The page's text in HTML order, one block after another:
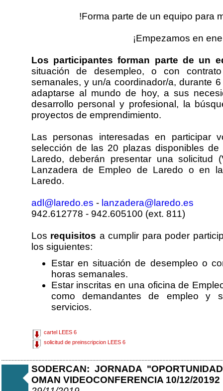
!Forma parte de un equipo para
¡Empezamos en
Los participantes forman parte de un
situación de desempleo, o con
semanales, y un/a coordinador/a, durante
adaptarse al mundo de hoy, a sus
desarrollo personal y profesional, la
proyectos de emprendimiento.
Las personas interesadas en participar
selección de las 20 plazas disponibles
Laredo, deberán presentar una solicitud
Lanzadera de Empleo de Laredo o en
Laredo.
adl@laredo.es - lanzadera@laredo.es
942.612778 - 942.605100 (ext. 811)
Los requisitos a cumplir para poder
los siguientes:
Estar en situación de desempleo o
horas semanales.
Estar inscritas en una oficina de
como demandantes de empleo y
servicios.
cartel LEES 6
solicitud de preinscripcion LEES 6
SODERCAN: JORNADA
OMAN VIDEOCONFERENCIA 10/12/20192